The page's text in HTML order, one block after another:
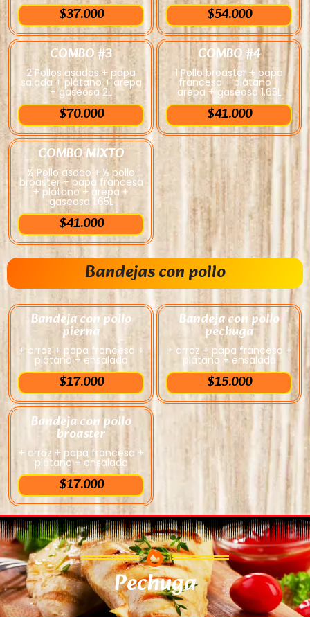
$37.000
$54.000
COMBO #3
2 Pollos asados + papa
salada + plátano + arepa
+ gaseosa 2L
$70.000
COMBO #4
1 Pollo broaster + papa
francesa + plátano +
arepa + gaseosa 1.65L
$41.000
COMBO MIXTO
½ Pollo asado + ½ pollo
broaster + papa francesa
+ plátano + arepa +
gaseosa 1.65L
$41.000
Bandejas con pollo
Bandeja con pollo
pierna
+ arroz + papa francesa +
plátano + ensalada
$17.000
Bandeja con pollo
pechuga
+ arroz + papa francesa +
plátano + ensalada
$15.000
Bandeja con pollo
broaster
+ arroz + papa francesa +
plátano + ensalada
$17.000
Pechuga